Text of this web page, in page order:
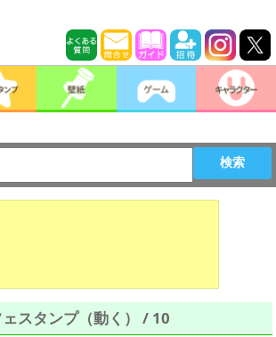
検索
スタンプ（動く） / 10